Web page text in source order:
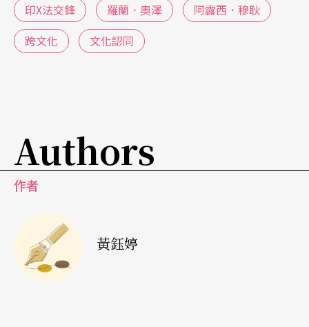
建築雕刻，尋找仍在世的舞蹈傳承導師，翻閱古籍
對照，經過許多人在理論及舞蹈技巧的釐清及雕琢
西」（Odissi）為例，就是在一九五八年才被官方正
式認定為發源於印度東部奧里薩邦的古典舞，定名
為「奧迪西」；截至目前，由印度國家音樂舞蹈戲
西，還有北印度的卡達克（Kathak），南印度的婆
羅多（Bharata Natyam）、庫奇普地（Kuchipud
印X法交鋒 羅蘭．奧澤
阿露西．穆耿
跨文化
文化認同
Authors
作者
黃鈺婷